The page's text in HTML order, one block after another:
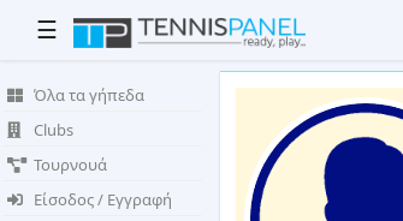
☰
Όλα τα γήπεδα
Clubs
Τουρνουά
Είσοδος / Εγγραφή